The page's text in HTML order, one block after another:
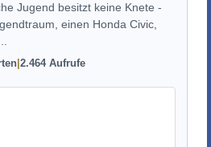
Jugend besitzt keine Knete -
einen Honda Civic,
2.464 Aufrufe